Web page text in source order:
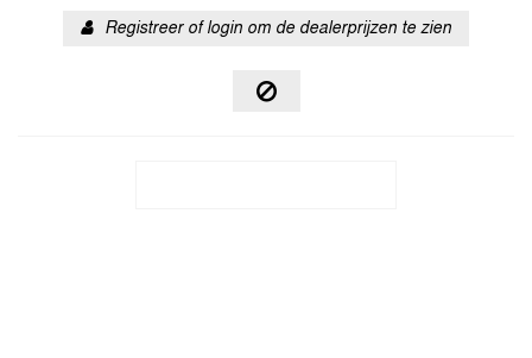
Registreer of login om de dealerprijzen te zien